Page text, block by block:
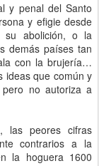
y penal del Santo
y efigie desde
su abolición, o la
demás países tan
con la brujería…
ideas que común y
pero no autoriza a
las peores cifras
contrarios a la
la hoguera 1600